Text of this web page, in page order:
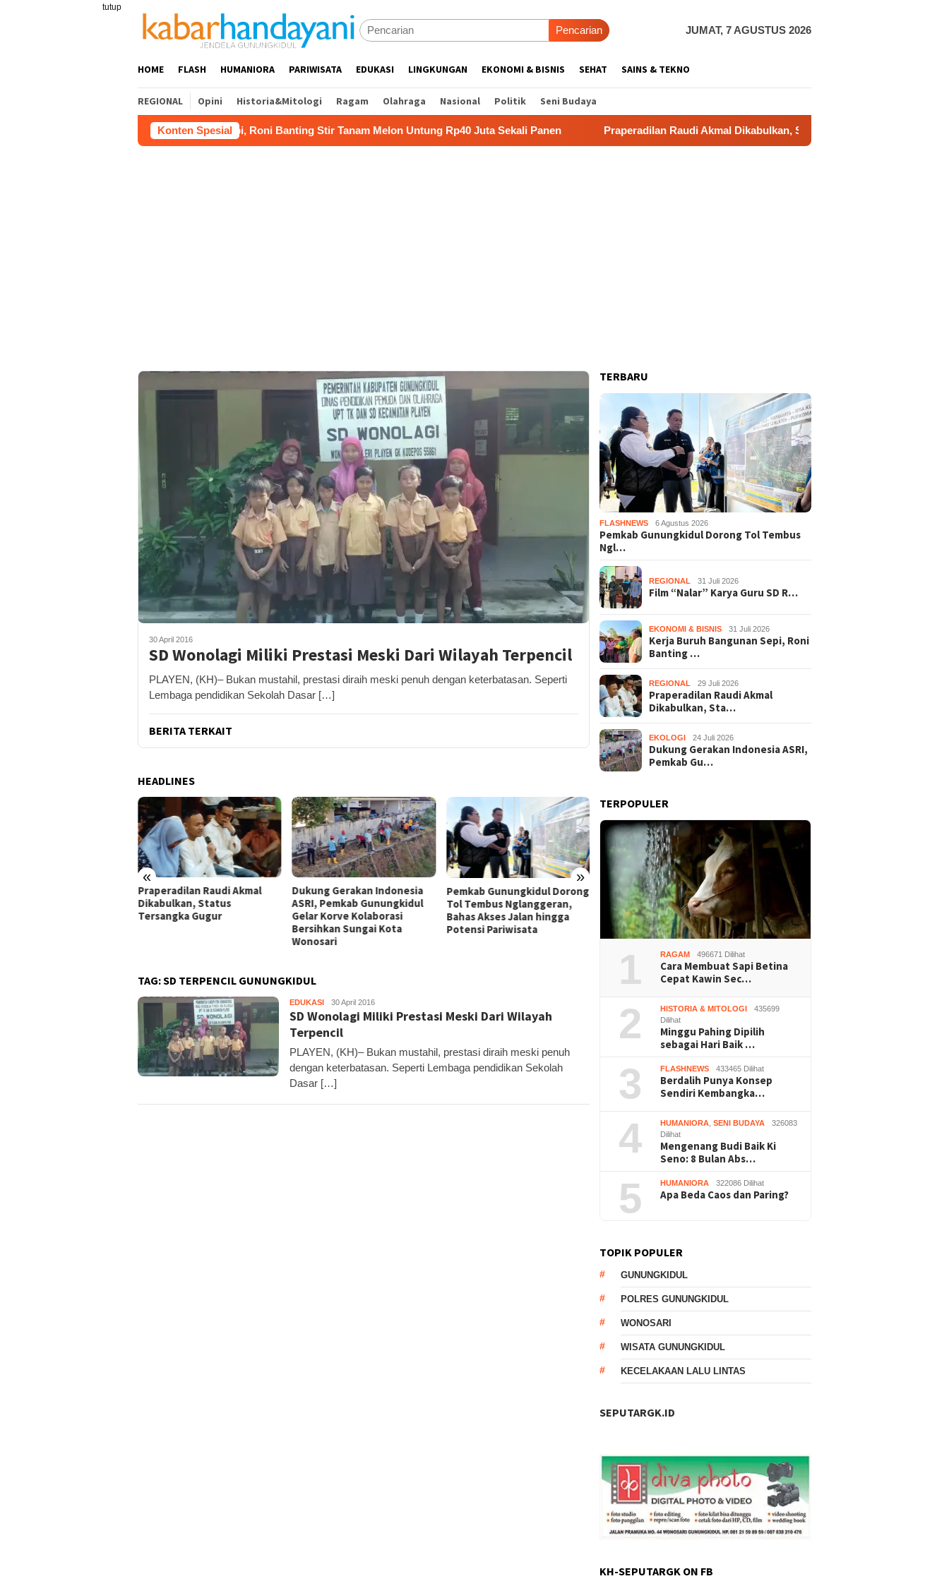
tutup
Pencarian JUMAT, 7 AGUSTUS 2026
HOME FLASH HUMANIORA PARIWISATA EDUKASI LINGKUNGAN EKONOMI & BISNIS SEHAT SAINS & TEKNO
REGIONAL Opini Historia&Mitologi Ragam Olahraga Nasional Politik Seni Budaya
Konten Spesial
Kerja Buruh Bangunan Sepi, Roni Banting Stir Tanam Melon Untung Rp40 Juta Sekali Panen Praperadilan Raudi Akmal Dikabulkan, Status Tersangka Gugur
30 April 2016
SD Wonolagi Miliki Prestasi Meski Dari Wilayah Terpencil
PLAYEN, (KH)– Bukan mustahil, prestasi diraih meski penuh dengan keterbatasan. Seperti
Lembaga pendidikan Sekolah Dasar […]
BERITA TERKAIT
HEADLINES
« »
Dukung Gerakan Indonesia
ASRI, Pemkab Gunungkidul
Gelar Korve Kolaborasi
Pemkab Gunungkidul Dorong
Tol Tembus Nglanggeran,
Bahas Akses Jalan hingga
Potensi Pariwisata
Film “Nalar” Karya Guru SD
Raih Juara 1 Lomba Video
Literasi Gunungkidul 2026
Kerja Buruh Bangunan Sepi,
Roni Banting Stir Tanam
Melon Untung Rp40 Juta
Sekali Panen
Praperadilan Raudi Akmal
Dikabulkan, Status
Tersangka Gugur
TAG:SD TERPENCIL GUNUNGKIDUL
EDUKASI Kandar
30 April 2016
SD Wonolagi Miliki Prestasi Meski Dari Wilayah
Terpencil
PLAYEN, (KH)– Bukan mustahil, prestasi diraih meski penuh
dengan keterbatasan. Seperti Lembaga pendidikan Sekolah
Dasar […]
TERBARU
FLASHNEWS 6 Agustus 2026
Pemkab Gunungkidul Dorong Tol Tembus
Ngl…
REGIONAL 31 Juli 2026
Film “Nalar” Karya Guru SD R…
EKONOMI & BISNIS 31 Juli 2026
Kerja Buruh Bangunan Sepi, Roni
Banting …
REGIONAL 29 Juli 2026
Praperadilan Raudi Akmal
Dikabulkan, Sta…
EKOLOGI 24 Juli 2026
Dukung Gerakan Indonesia ASRI,
Pemkab Gu…
TERPOPULER
1 RAGAM 496671 Dilihat
Cara Membuat Sapi Betina
Cepat Kawin Sec…
2 HISTORIA & MITOLOGI
435699
Dilihat
Minggu Pahing Dipilih
sebagai Hari Baik …
3 FLASHNEWS 433465 Dilihat
Berdalih Punya Konsep
Sendiri Kembangka…
4 HUMANIORA ,SENI BUDAYA
326083
Dilihat
Mengenang Budi Baik Ki
Seno: 8 Bulan Abs…
5 HUMANIORA 322086 Dilihat
Apa Beda Caos dan Paring?
TOPIK POPULER
GUNUNGKIDUL
POLRES GUNUNGKIDUL
WONOSARI
WISATA GUNUNGKIDUL
KECELAKAAN LALU LINTAS
SEPUTARGK.ID
KH-SEPUTARGK ON FB